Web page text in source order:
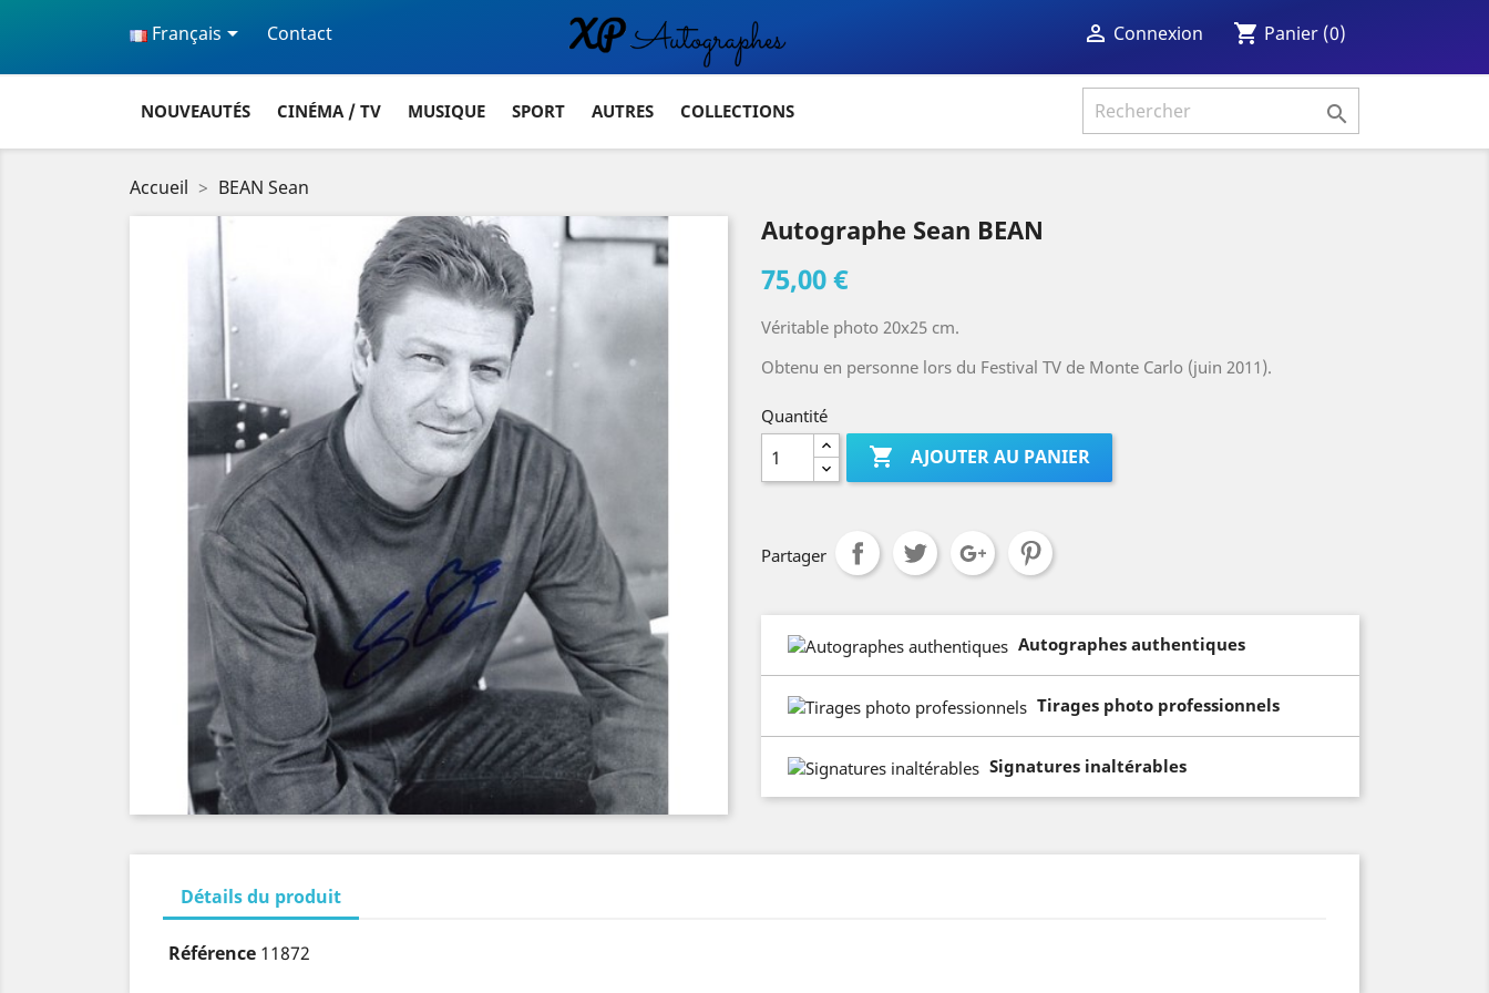
Français Contact  Connexion shopping_cart Panier (0)
NOUVEAUTÉS CINÉMA / TV MUSIQUE SPORT AUTRES COLLECTIONS 
Accueil BEAN Sean
Autographe Sean BEAN
75,00 €
Véritable photo 20x25 cm.
Obtenu en personne lors du Festival TV de Monte Carlo (juin 2011).
Quantité
 AJOUTER AU PANIER
Partager
Autographes authentiques
Tirages photo professionnels
Signatures inaltérables
Détails du produit
Référence 11872